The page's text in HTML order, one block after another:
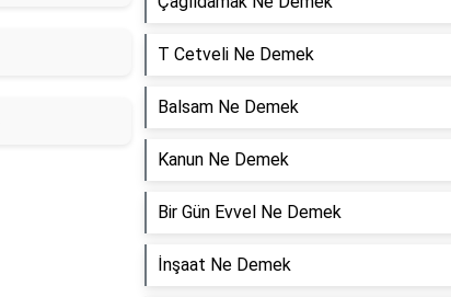
T Cetveli Ne Demek
Balsam Ne Demek
Kanun Ne Demek
Bir Gün Evvel Ne Demek
İnşaat Ne Demek